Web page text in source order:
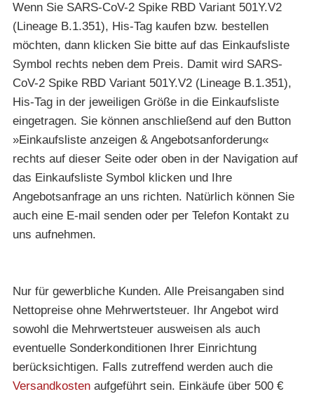
Wenn Sie SARS-CoV-2 Spike RBD Variant 501Y.V2
(Lineage B.1.351), His-Tag kaufen bzw. bestellen
möchten, dann klicken Sie bitte auf das Einkaufsliste
Symbol rechts neben dem Preis. Damit wird SARS-
CoV-2 Spike RBD Variant 501Y.V2 (Lineage B.1.351),
His-Tag in der jeweiligen Größe in die Einkaufsliste
eingetragen. Sie können anschließend auf den Button
»Einkaufsliste anzeigen & Angebotsanforderung«
rechts auf dieser Seite oder oben in der Navigation auf
das Einkaufsliste Symbol klicken und Ihre
Angebotsanfrage an uns richten. Natürlich können Sie
auch eine E-mail senden oder per Telefon Kontakt zu
uns aufnehmen.
Nur für gewerbliche Kunden. Alle Preisangaben sind
Nettopreise ohne Mehrwertsteuer. Ihr Angebot wird
sowohl die Mehrwertsteuer ausweisen als auch
eventuelle Sonderkonditionen Ihrer Einrichtung
berücksichtigen. Falls zutreffend werden auch die
Versandkostenaufgeführt sein. Einkäufe über 500 €